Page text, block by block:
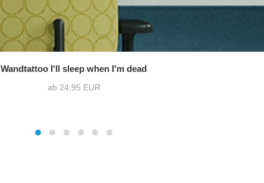
Wandtattoo I'll sleep when I'm dead
ab 24,95 EUR